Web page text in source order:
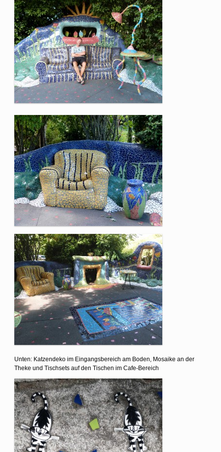
Unten: Katzendeko im Eingangsbereich am Boden, Mosaike an der
Theke und Tischsets auf den Tischen im Cafe-Bereich